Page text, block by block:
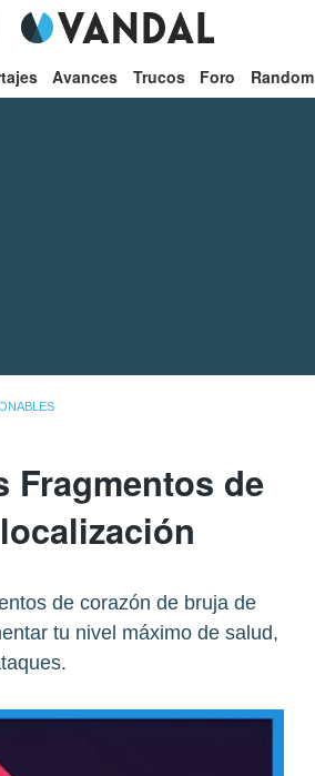
Avances Trucos Foro Random
Fragmentos de
de corazón de bruja de
tu nivel máximo de salud,